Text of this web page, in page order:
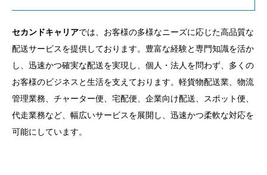
セカンドキャリアでは、お客様の多様なニーズに応じた高品質な
配送サービスを提供しております。豊富な経験と専門知識を活か
し、迅速かつ確実な配送を実現し、個人・法人を問わず、多くの
お客様のビジネスと生活を支えております。軽貨物配送業、物流
管理業務、チャーター便、宅配便、企業向け配送、スポット便、
代走業務など、幅広いサービスを展開し、迅速かつ柔軟な対応を
可能にしています。